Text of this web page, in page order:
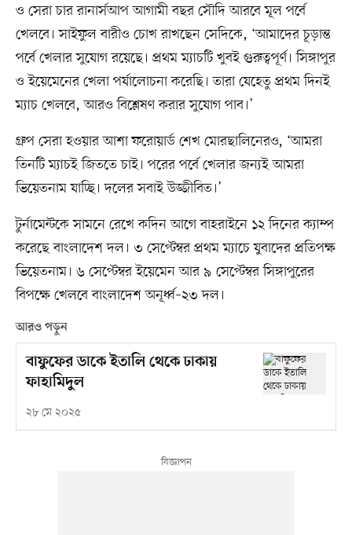
ও সেরা চার রানার্সআপ আগামী বছর সৌদি আরবে মূল পর্বে
খেলবে। সাইফুল বারীও চোখ রাখছেন সেদিকে, ‘আমাদের চূড়ান্ত
পর্বে খেলার সুযোগ রয়েছে। প্রথম ম্যাচটি খুবই গুরুত্বপূর্ণ। সিঙ্গাপুর
ও ইয়েমেনের খেলা পর্যালোচনা করেছি। তারা যেহেতু প্রথম দিনই
ম্যাচ খেলবে, আরও বিশ্লেষণ করার সুযোগ পাব।’
গ্রুপ সেরা হওয়ার আশা ফরোয়ার্ড শেখ মোরছালিনেরও, ‘আমরা
তিনটি ম্যাচই জিততে চাই। পরের পর্বে খেলার জন্যই আমরা
ভিয়েতনাম যাচ্ছি। দলের সবাই উজ্জীবিত।’
টুর্নামেন্টকে সামনে রেখে কদিন আগে বাহরাইনে ১২ দিনের ক্যাম্প
করেছে বাংলাদেশ দল। ৩ সেপ্টেম্বর প্রথম ম্যাচে যুবাদের প্রতিপক্ষ
ভিয়েতনাম। ৬ সেপ্টেম্বর ইয়েমেন আর ৯ সেপ্টেম্বর সিঙ্গাপুরের
বিপক্ষে খেলবে বাংলাদেশ অনূর্ধ্ব–২৩ দল।
আরও পড়ুন
বাফুফের ডাকে ইতালি থেকে ঢাকায়
ফাহামিদুল
২৮ মে ২০২৫